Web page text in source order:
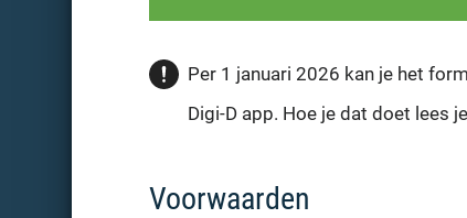
Per 1 januari 2026 kan je het
Digi-D app. Hoe je dat doet lees
Voorwaarden